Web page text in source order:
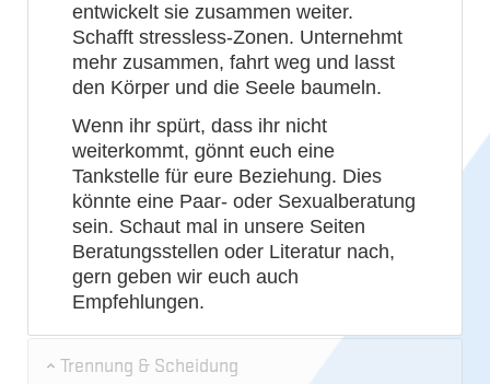
entwickelt sie zusammen weiter.
Schafft stressless-Zonen. Unternehmt
mehr zusammen, fahrt weg und lasst
den Körper und die Seele baumeln.
Wenn ihr spürt, dass ihr nicht
weiterkommt, gönnt euch eine
Tankstelle für eure Beziehung. Dies
könnte eine Paar- oder Sexualberatung
sein. Schaut mal in unsere Seiten
Beratungsstellen oder Literatur nach,
gern geben wir euch auch
Empfehlungen.
Trennung & Scheidung